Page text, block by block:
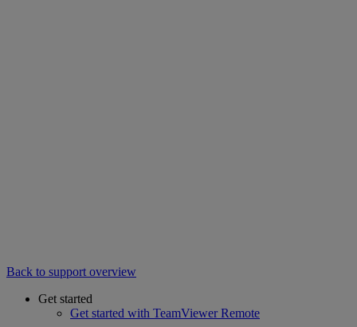
Back to support overview
Get started
Get started with TeamViewer Remote